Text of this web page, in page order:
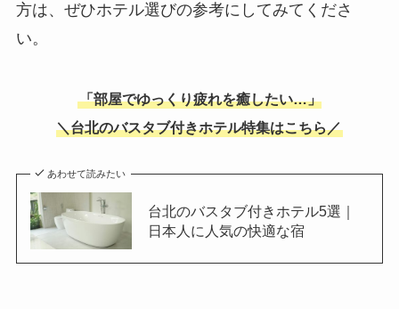
方は、ぜひホテル選びの参考にしてみてくださ
い。
「部屋でゆっくり疲れを癒したい…」
＼台北のバスタブ付きホテル特集はこちら／
あわせて読みたい
台北のバスタブ付きホテル5選｜
日本人に人気の快適な宿